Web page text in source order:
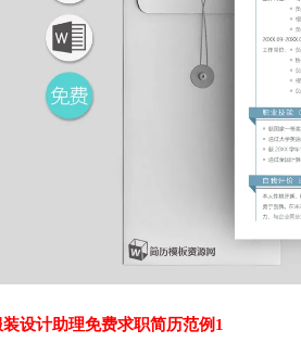
装设计助理免费求职简历范例1